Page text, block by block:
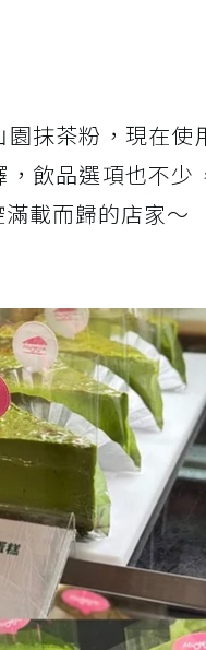
抹茶粉，現在
飲品選項也不
載而歸的店家～